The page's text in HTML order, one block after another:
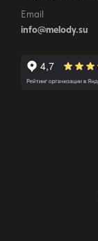
Email
info@melody.su